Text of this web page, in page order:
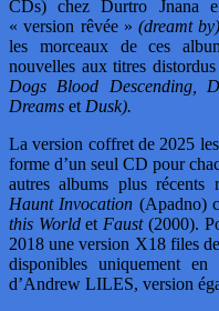
CDs) chez Durtro Jnana
« version rêvée »(dreamt by)
les morceaux de ces
nouvelles aux titres
Dogs Blood Descending,
Dreams et Dusk).
La version coffret de 2025
forme d’un seul CD pour
autres albums plus
Haunt Invocation (Apadno)
this Worldet Faust(2000).
2018 une version X18 files
disponibles uniquement
d’Andrew LILES, version